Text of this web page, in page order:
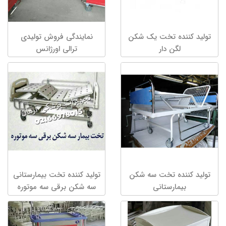
تولید کننده تخت یک شکن
لگن دار
نمایندگی فروش تولیدی
ترالی اورژانس
تولید کننده تخت سه شکن
بیمارستانی
تولید کننده تخت بیمارستانی
سه شکن برقی سه موتوره